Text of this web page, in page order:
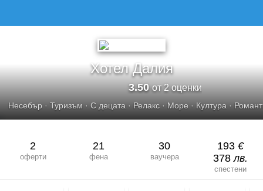
Хотел Далия
3.50от 2 оценки
Несебър · Туризъм · С децата · Релакс · Море · Култура ·
2
оферти
21
фена
30
ваучера
193 €
378лв.
спестени